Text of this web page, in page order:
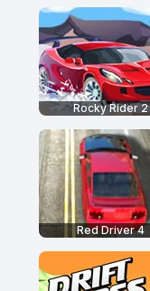
Rocky Rider 2
Red Driver 4